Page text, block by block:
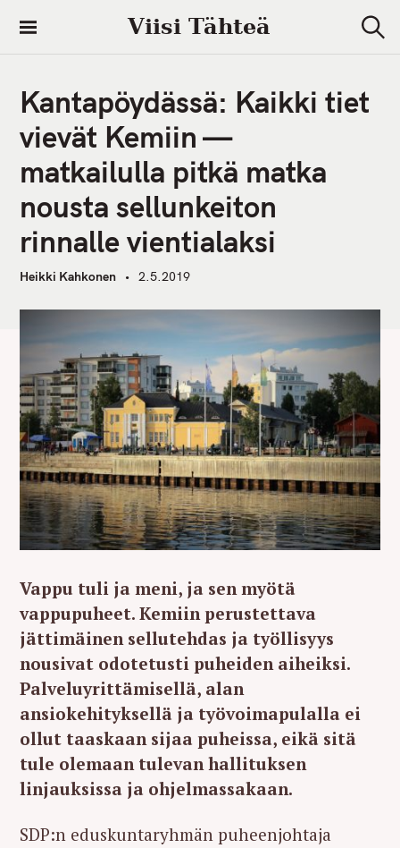
i
Viisi Tähteä
e
Kantapöydässä: Kaikki tiet
vievät Kemiin —
matkailulla pitkä matka
nousta sellunkeiton
rinnalle vientialaksi
Heikki Kahkonen 2.5.2019
Vappu tuli ja meni, ja sen myötä
vappupuheet. Kemiin perustettava
jättimäinen sellutehdas ja työllisyys
nousivat odotetusti puheiden aiheiksi.
Palveluyrittämisellä, alan
ansiokehityksellä ja työvoimapulalla ei
ollut taaskaan sijaa puheissa, eikä sitä
tule olemaan tulevan hallituksen
linjauksissa ja ohjelmassakaan.
SDP:n eduskuntaryhmän puheenjohtaja